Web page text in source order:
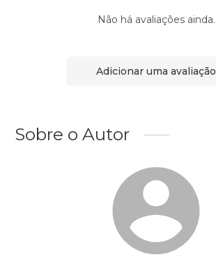
Não há avaliações ainda.
Adicionar uma avaliação
Sobre o Autor